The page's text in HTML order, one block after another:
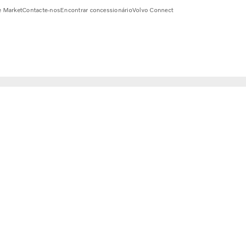
MarketContacte-nosEncontrar concessionárioVolvo Connect